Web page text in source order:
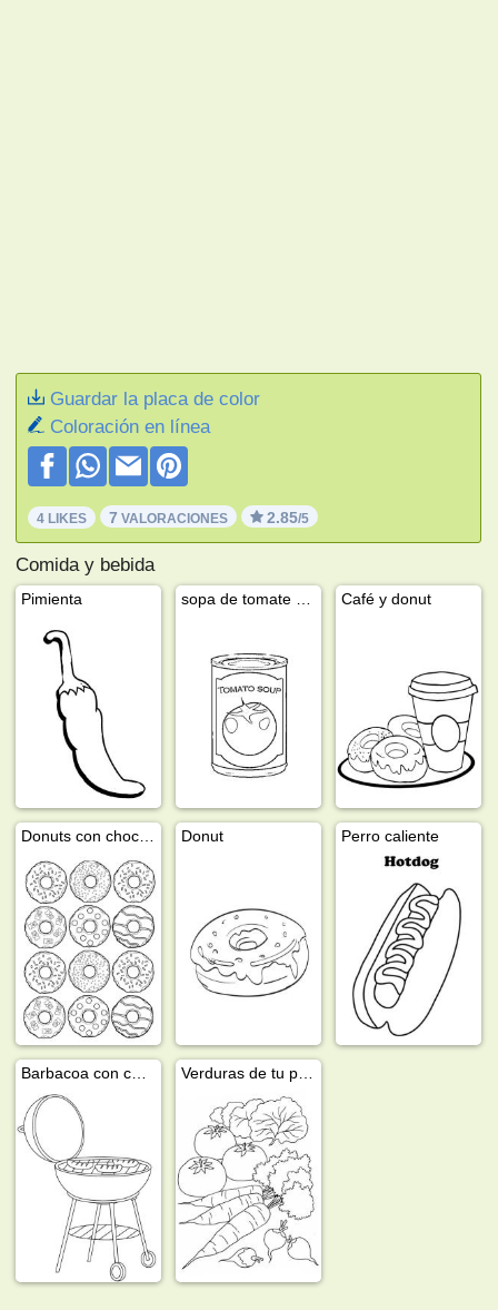
Guardar la placa de color
Coloración en línea
4 LIKES 7 VALORACIONES 2.85/5
Comida y bebida
Pimienta Café y donut
Donut Perro caliente